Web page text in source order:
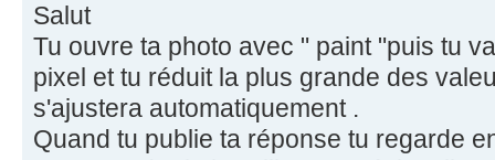
Salut
Tu ouvre ta photo avec " paint "puis tu
pixel et tu réduit la plus grande des
s'ajustera automatiquement .
Quand tu publie ta réponse tu regarde